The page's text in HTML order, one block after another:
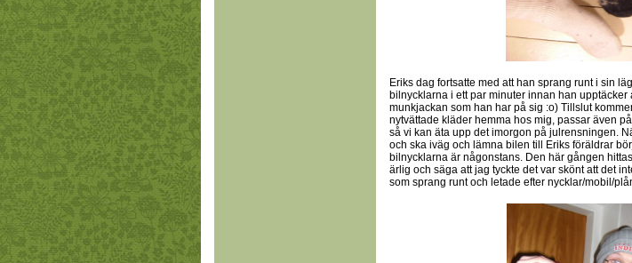
Eriks dag fortsatte med att han sprang runt i sin
bilnycklarna i ett par minuter innan han upptäcker
munkjackan som han har på sig :o) Tillslut
nytvättade kläder hemma hos mig, passar även
så vi kan äta upp det imorgon på julrensningen.
och ska iväg och lämna bilen till Eriks föräldrar
bilnycklarna är någonstans. Den här gången
ärlig och säga att jag tyckte det var skönt att det
som sprang runt och letade efter nycklar/mobil/